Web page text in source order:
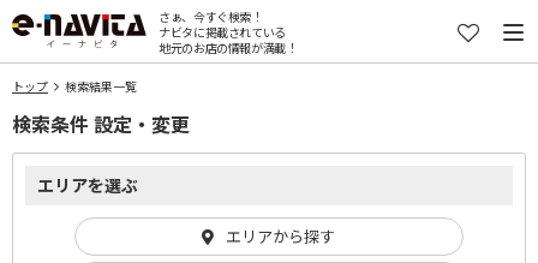
さぁ、今すぐ検索！
ナビタに掲載されている
地元のお店の情報が満載！
トップ 検索結果一覧
検索条件 設定・変更
エリアを選ぶ
エリアから探す